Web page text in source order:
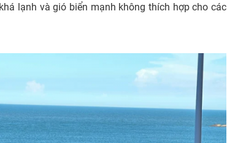
lạnh và gió biển mạnh không thích hợp cho các